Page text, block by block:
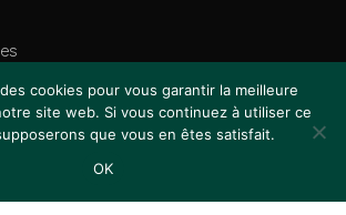
Recherche
cookies pour vous garantir la meilleure
site web. Si vous continuez à utiliser ce
que vous en êtes satisfait.
OK